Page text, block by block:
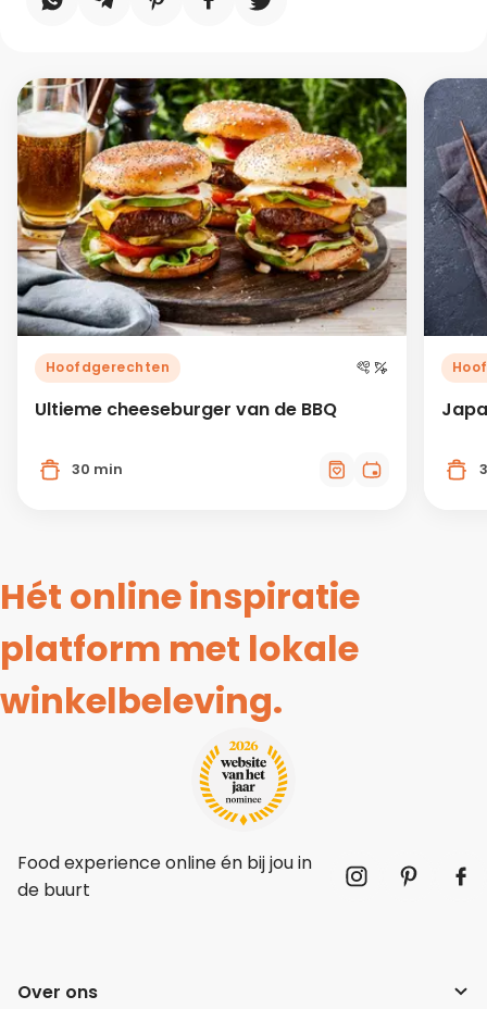
Hoofdgerechten
Ultieme cheeseburger van de BBQ
30 min
Hét online inspiratie
platform met lokale
winkelbeleving.
Food experience online én bij jou in
de buurt
Over ons